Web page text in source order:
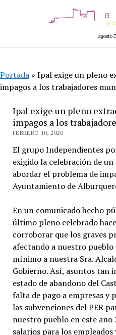
agosto
Portada » Ipal exige un pleno
impagos a los trabajadores
Ipal exige un pleno
impagos a los
FEBRERO 10, 2020
El grupo Independientes
exigido la celebración de
abordar el problema de
Ayuntamiento de
En un comunicado hecho
último pleno celebrado
corroborar que los graves
afectando a nuestro
mínimo a nuestra Sra.
Gobierno. Así, asuntos tan
estado de abandono del
falta de pago a empresas y
las subvenciones del PER
nuestro pueblo en este año
salarios para los